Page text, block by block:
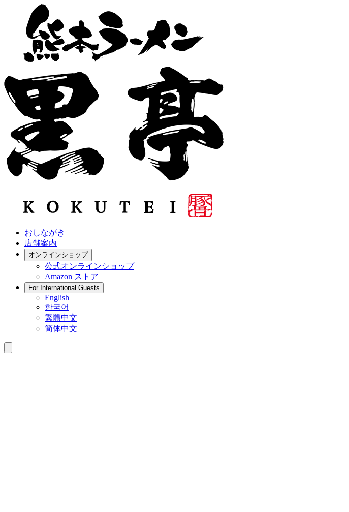
おしながき
店舗案内
オンラインショップ
公式オンラインショップ
Amazon ストア
For International Guests
English
한국어
繁體中文
简体中文